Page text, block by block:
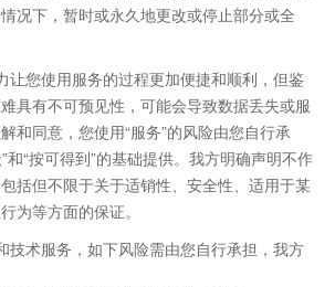
况下，暂时或永久地更改或停止部分或全
让您使用服务的过程更加便捷和顺利，但鉴
具有不可预见性，可能会导致数据丢失或服
和同意，您使用“服务”的风险由您自行承
和“按可得到”的基础提供。我方明确声明不作
括但不限于关于适销性、安全性、适用于某
为等方面的保证。
技术服务，如下风险需由您自行承担，我方